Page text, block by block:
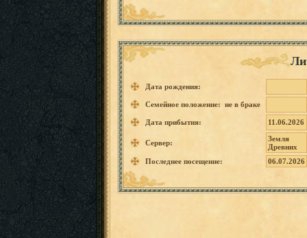
Дата рождения:
Семейное положение: не в браке
Дата прибытия: 11.06.2026
Сервер:
Земля
Древних
Последнее посещение:
06.07.2026